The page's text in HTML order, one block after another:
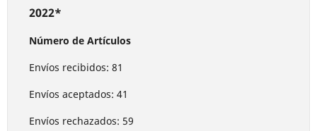
2022*
Número de Artículos
Envíos recibidos: 81
Envíos aceptados: 41
Envíos rechazados: 59